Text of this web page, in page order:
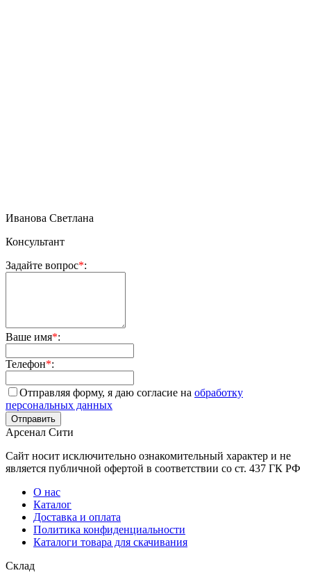
Иванова Светлана
Консультант
Задайте вопрос*:
Ваше имя*:
Телефон*:
Отправляя форму, я даю согласие на обработку
персональных данных
Арсенал Сити
Сайт носит исключительно ознакомительный характер и не
является публичной офертой в соответствии со ст. 437 ГК РФ
О нас
Каталог
Доставка и оплата
Политика конфиденциальности
Каталоги товара для скачивания
Склад